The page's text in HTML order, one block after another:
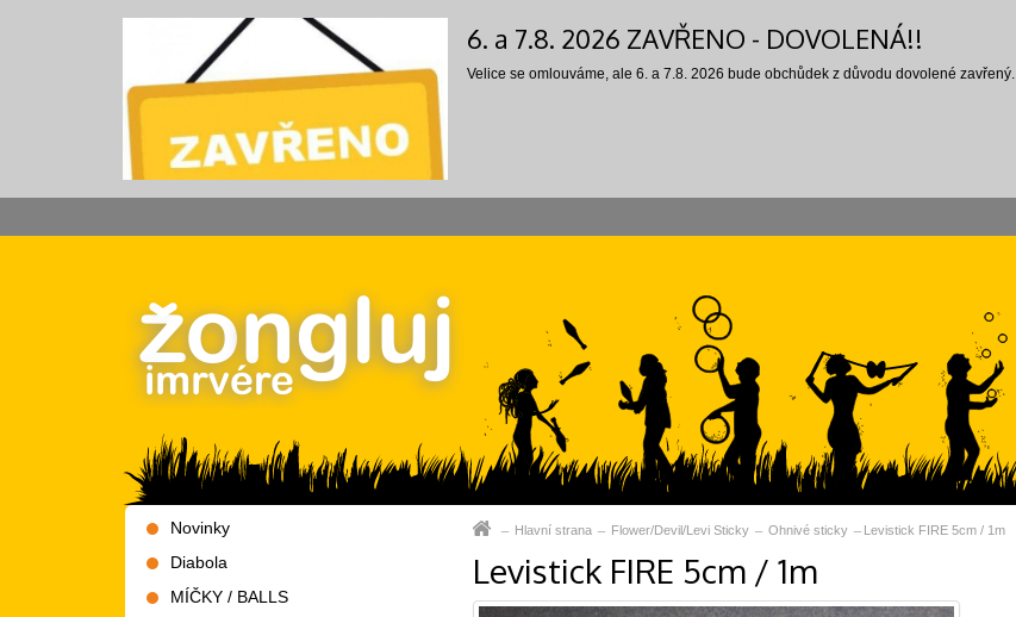
6. a 7.8. 2026 ZAVŘENO - DOVOLENÁ!!
Velice se omlouváme, ale 6. a 7.8. 2026 bude obchůdek z důvodu dovolené zavřený.
Hlavní strana Flower/Devil/Levi Sticky Ohnivé sticky Levistick FIRE 5cm / 1m
Levistick FIRE 5cm / 1m
Novinky
Diabola
MÍČKY / BALLS